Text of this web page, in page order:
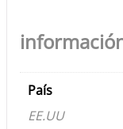
País
EE.UU